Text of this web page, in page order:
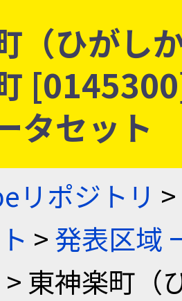
（ひがし
タセット
リポジトリ >
>発表区域
> 東神楽町（